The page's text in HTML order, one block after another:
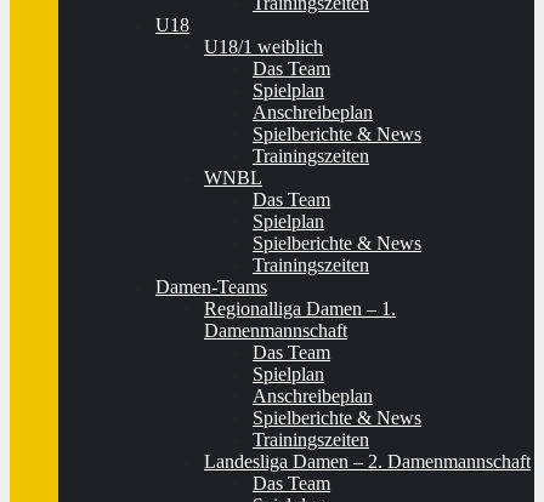
U18
U18/1 weiblich
Das Team
Spielplan
Anschreibeplan
Spielberichte & News
Trainingszeiten
WNBL
Das Team
Spielplan
Spielberichte & News
Trainingszeiten
Damen-Teams
Regionalliga Damen – 1.
Damenmannschaft
Das Team
Spielplan
Anschreibeplan
Spielberichte & News
Trainingszeiten
Landesliga Damen – 2. Damenmannschaft
Das Team